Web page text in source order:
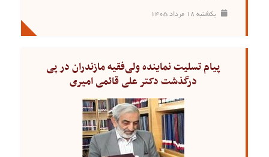
يکشنبه ۱۸ مرداد ۱۴۰۵
پیام تسلیت نماینده ولی‌فقیه مازندران در پی
درگذشت دکتر علی قائمی امیری